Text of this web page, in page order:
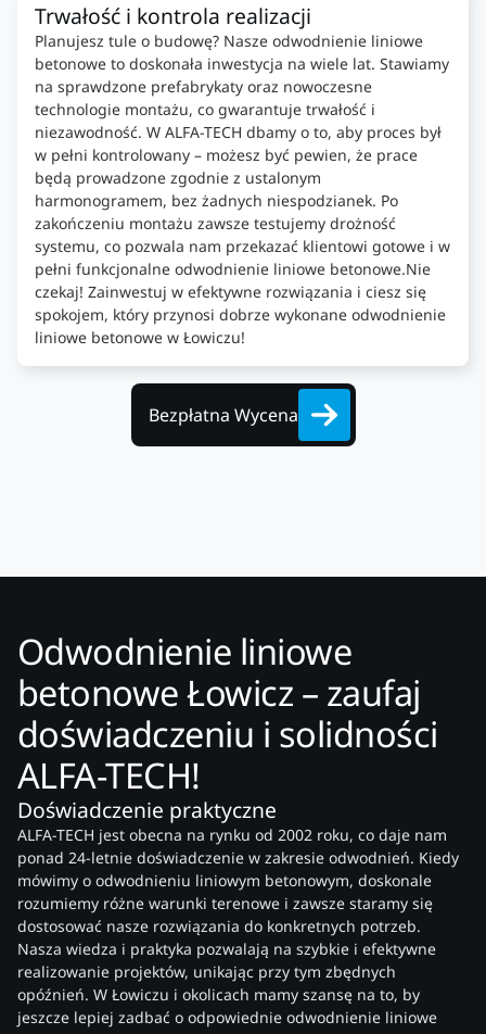
Trwałość i kontrola realizacji
Planujesz tule o budowę? Nasze odwodnienie liniowe
betonowe to doskonała inwestycja na wiele lat. Stawiamy
na sprawdzone prefabrykaty oraz nowoczesne
technologie montażu, co gwarantuje trwałość i
niezawodność. W ALFA-TECH dbamy o to, aby proces był
w pełni kontrolowany – możesz być pewien, że prace
będą prowadzone zgodnie z ustalonym
harmonogramem, bez żadnych niespodzianek. Po
zakończeniu montażu zawsze testujemy drożność
systemu, co pozwala nam przekazać klientowi gotowe i w
pełni funkcjonalne odwodnienie liniowe betonowe.Nie
czekaj! Zainwestuj w efektywne rozwiązania i ciesz się
spokojem, który przynosi dobrze wykonane odwodnienie
liniowe betonowe w Łowiczu!
Bezpłatna Wycena
Odwodnienie liniowe
betonowe Łowicz – zaufaj
doświadczeniu i solidności
ALFA-TECH!
Doświadczenie praktyczne
ALFA-TECH jest obecna na rynku od 2002 roku, co daje nam
ponad 24-letnie doświadczenie w zakresie odwodnień. Kiedy
mówimy o odwodnieniu liniowym betonowym, doskonale
rozumiemy różne warunki terenowe i zawsze staramy się
dostosować nasze rozwiązania do konkretnych potrzeb.
Nasza wiedza i praktyka pozwalają na szybkie i efektywne
realizowanie projektów, unikając przy tym zbędnych
opóźnień. W Łowiczu i okolicach mamy szansę na to, by
jeszcze lepiej zadbać o odpowiednie odwodnienie liniowe